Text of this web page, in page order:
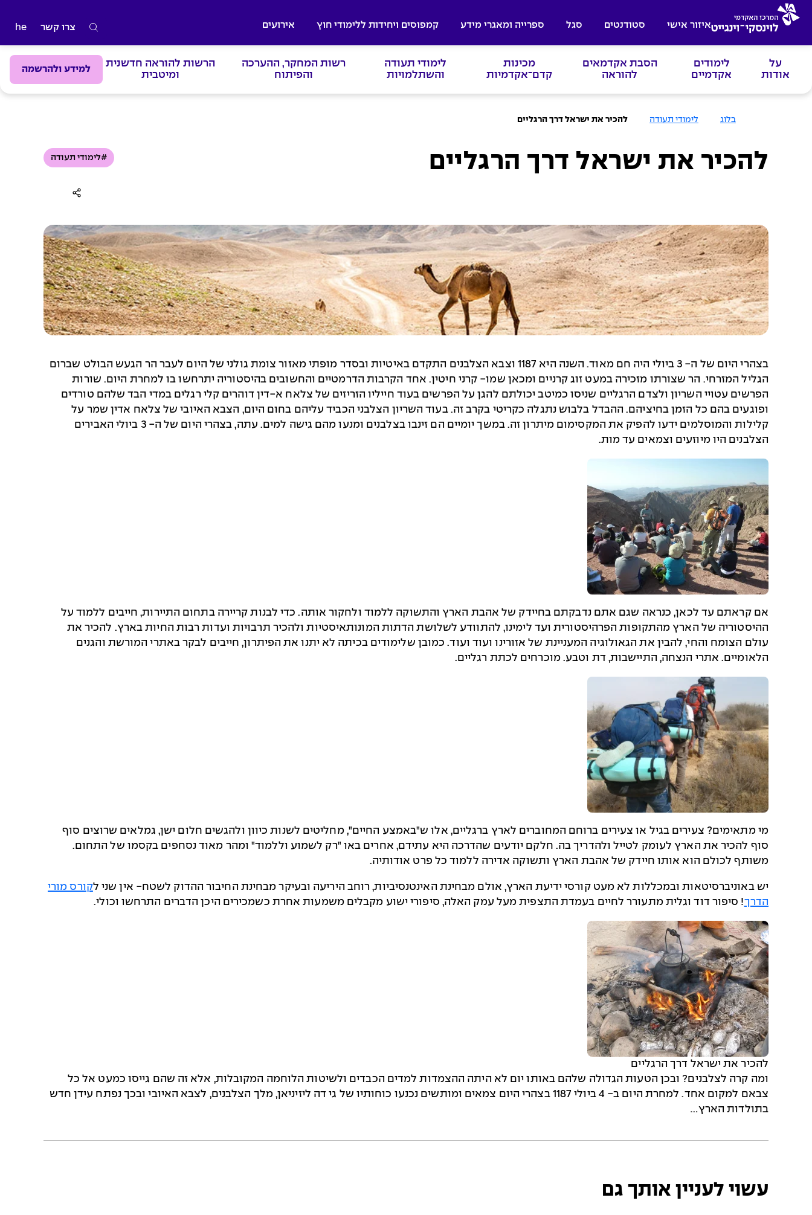
איזור אישי סטודנטים סגל ספרייה ומאגרי מידע קמפוסים ויחידות ללימודי חוץ
אירועים
ל
ד
י
ם
פ
ו
ש
צרו קשר he
על
אודות
לימודים
אקדמיים
הסבת אקדמאים
להוראה
מכינות
קדם־אקדמיות
לימודי תעודה
והשתלמויות
רשות המחקר, ההערכה
והפיתוח
הרשות להוראה חדשנית
ומיטבית
למידע ולהרשמה
ה
ב
בלוג לימודי תעודה להכיר את ישראל דרך הרגליים
להכיר את ישראל דרך הרגליים #לימודי תעודה
בצהרי היום של ה- 3 ביולי היה חם מאוד. השנה היא 1187 וצבא הצלבנים התקדם באיטיות ובסדר מופתי מאזור צומת גולני של היום לעבר הר הגעש הבולט שברום
הגליל המזרחי. הר שצורתו מזכירה במעט זוג קרניים ומכאן שמו- קרני חיטין. אחד הקרבות הדרמטיים והחשובים בהיסטוריה יתרחשו בו למחרת היום. שורות
הפרשים עטויי השריון ולצדם הרגליים שניסו כמיטב יכולתם להגן על הפרשים בעוד חייליו הזריזים של צלאח א-דין דוהרים קלי רגלים במדי הבד שלהם טורדים
ופוגעים בהם כל הזמן בחיציהם. ההבדל בלבוש נתגלה כקריטי בקרב זה. בעוד השריון הצלבני הכביד עליהם בחום היום, הצבא האיובי של צלאח אדין שמר על
קלילות והמוסלמים ידעו להפיק את המקסימום מיתרון זה. במשך יומיים הם זינבו בצלבנים ומנעו מהם גישה למים. עתה, בצהרי היום של ה- 3 ביולי האבירים
הצלבנים היו מיוזעים וצמאים עד מות.
אם קראתם עד לכאן, כנראה שגם אתם נדבקתם בחיידק של אהבת הארץ והתשוקה ללמוד ולחקור אותה. כדי לבנות קריירה בתחום התיירות, חייבים ללמוד על
ההיסטוריה של הארץ מהתקופות הפרהיסטורית ועד לימינו, להתוודע לשלושת הדתות המונותאיסטיות ולהכיר תרבויות ועדות רבות החיות בארץ. להכיר את
עולם הצומח והחי, להבין את הגאולוגיה המעניינת של אזורינו ועוד ועוד. כמובן שלימודים בכיתה לא יתנו את הפיתרון, חייבים לבקר באתרי המורשת והגנים
הלאומיים. אתרי הנצחה, התיישבות, דת וטבע. מוכרחים לכתת רגליים.
מי מתאימים? צעירים בגיל או צעירים ברוחם המחוברים לארץ ברגליים, אלו ש"באמצע החיים", מחליטים לשנות כיוון ולהגשים חלום ישן, גמלאים שרוצים סוף
סוף להכיר את הארץ לעומק לטייל ולהדריך בה. חלקם יודעים שהדרכה היא עתידם, אחרים באו "רק לשמוע וללמוד" ומהר מאוד נסחפים בקסמו של התחום.
משותף לכולם הוא אותו חיידק של אהבת הארץ ותשוקה אדירה ללמוד כל פרט אודותיה.
יש באוניברסיטאות ובמכללות לא מעט קורסי ידיעת הארץ, אולם מבחינת האינטנסיביות, רוחב היריעה ובעיקר מבחינת החיבור ההדוק לשטח- אין שני לקורס מורי
הדרך! סיפור דוד וגלית מתעורר לחיים בעמדת התצפית מעל עמק האלה, סיפורי ישוע מקבלים משמעות אחרת כשמכירים היכן הדברים התרחשו וכולי.
להכיר את ישראל דרך הרגליים
ומה קרה לצלבנים? ובכן הטעות הגדולה שלהם באותו יום לא היתה ההצמדות למדים הכבדים ולשיטות הלוחמה המקובלות, אלא זה שהם גייסו כמעט אל כל
צבאם למקום אחד. למחרת היום ב- 4 ביולי 1187 בצהרי היום צמאים ומותשים נכנעו כוחותיו של גי דה ליזיניאן, מלך הצלבנים, לצבא האיובי ובכך נפתח עידן חדש
בתולדות הארץ…
עשוי לעניין אותך גם